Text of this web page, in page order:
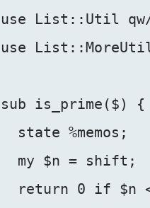
use List::Util qw/
use
sub is_prime($) {
  state %memos;
  my $n = shift;
return 0 if $n